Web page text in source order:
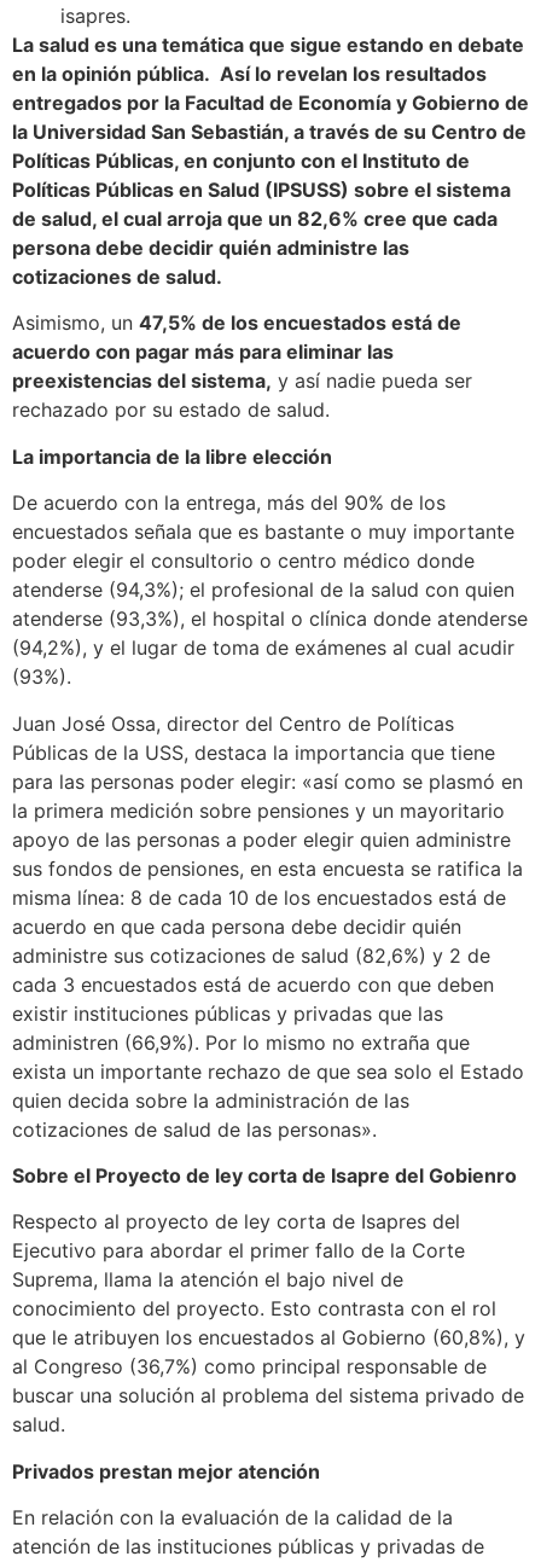
isapres.
La salud es una temática que sigue estando en debate
en la opinión pública. Así lo revelan los resultados
entregados por la Facultad de Economía y Gobierno de
la Universidad San Sebastián, a través de su Centro de
Políticas Públicas, en conjunto con el Instituto de
Políticas Públicas en Salud (IPSUSS) sobre el sistema
de salud, el cual arroja que un 82,6% cree que cada
persona debe decidir quién administre las
cotizaciones de salud.
Asimismo, un 47,5% de los encuestados está de
acuerdo con pagar más para eliminar las
preexistencias del sistema, y así nadie pueda ser
rechazado por su estado de salud.
La importancia de la libre elección
De acuerdo con la entrega, más del 90% de los
encuestados señala que es bastante o muy importante
poder elegir el consultorio o centro médico donde
atenderse (94,3%); el profesional de la salud con quien
atenderse (93,3%), el hospital o clínica donde atenderse
(94,2%), y el lugar de toma de exámenes al cual acudir
(93%).
Juan José Ossa, director del Centro de Políticas
Públicas de la USS, destaca la importancia que tiene
para las personas poder elegir: «así como se plasmó en
la primera medición sobre pensiones y un mayoritario
apoyo de las personas a poder elegir quien administre
sus fondos de pensiones, en esta encuesta se ratifica la
misma línea: 8 de cada 10 de los encuestados está de
acuerdo en que cada persona debe decidir quién
administre sus cotizaciones de salud (82,6%) y 2 de
cada 3 encuestados está de acuerdo con que deben
existir instituciones públicas y privadas que las
administren (66,9%). Por lo mismo no extraña que
exista un importante rechazo de que sea solo el Estado
quien decida sobre la administración de las
cotizaciones de salud de las personas».
Sobre el Proyecto de ley corta de Isapre del Gobienro
Respecto al proyecto de ley corta de Isapres del
Ejecutivo para abordar el primer fallo de la Corte
Suprema, llama la atención el bajo nivel de
conocimiento del proyecto. Esto contrasta con el rol
que le atribuyen los encuestados al Gobierno (60,8%), y
al Congreso (36,7%) como principal responsable de
buscar una solución al problema del sistema privado de
salud.
Privados prestan mejor atención
En relación con la evaluación de la calidad de la
atención de las instituciones públicas y privadas de